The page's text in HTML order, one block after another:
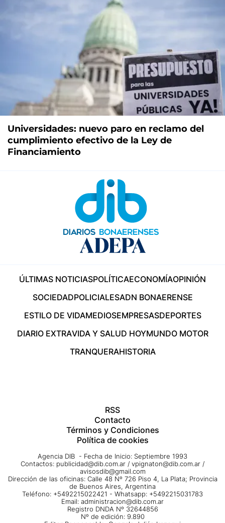
Universidades: nuevo paro en reclamo del
cumplimiento efectivo de la Ley de
Financiamiento
ÚLTIMAS NOTICIASPOLÍTICAECONOMÍAOPINIÓN
SOCIEDADPOLICIALESADN BONAERENSE
ESTILO DE VIDAMEDIOSEMPRESASDEPORTES
DIARIO EXTRAVIDA Y SALUD HOYMUNDO MOTOR
TRANQUERAHISTORIA
RSS
Contacto
Términos y Condiciones
Política de cookies
Agencia DIB - Fecha de Inicio: Septiembre 1993
Contactos: publicidad@dib.com.ar / vpignaton@dib.com.ar /
avisosdib@gmail.com
Dirección de las oficinas: Calle 48 Nº 726 Piso 4, La Plata; Provincia
de Buenos Aires, Argentina
Teléfono: +5492215022421 - Whatsapp: +5492215031783
Email: administracion@dib.com.ar
Registro DNDA Nº 32644856
Nº de edición: 9.890